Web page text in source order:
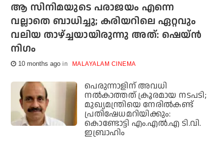
ആ സിനിമയുടെ പരാജയം എന്നെ
വല്ലാതെ ബാധിച്ചു; കരിയറിലെ ഏറ്റവും
വലിയ താഴ്ച്ചയായിരുന്നു അത്: ഷെയ്ന്‍
നിഗം
10 months ago MALAYALAM CINEMA
പെരുന്നാളിന് അവധി
നല്‍കാത്തത് ക്രൂരമായ നടപടി;
മുഖ്യമന്ത്രിയെ നേരില്‍കണ്ട്
പ്രതിഷേധമറിയിക്കും:
കൊണ്ടോട്ടി എം.എല്‍.എ ടി.വി.
ഇബ്രാഹിം